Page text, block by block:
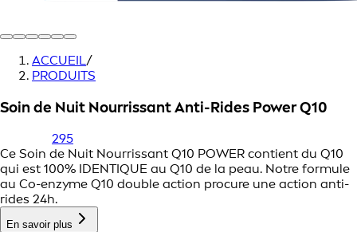
ACCUEIL/
PRODUITS
Soin de Nuit Nourrissant Anti-Rides Power Q10
295
Ce Soin de Nuit Nourrissant Q10 POWER contient du Q10
qui est 100% IDENTIQUE au Q10 de la peau. Notre formule
au Co-enzyme Q10 double action procure une action anti-
rides 24h.
En savoir plus